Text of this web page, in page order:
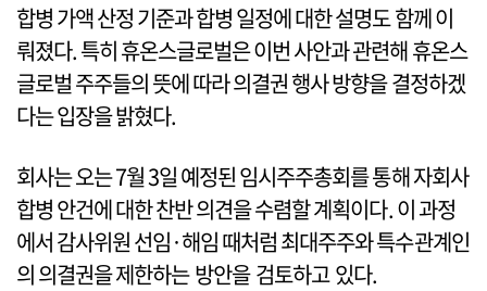
합병 가액 산정 기준과 합병 일정에 대한 설명도 함께 이
뤄졌다. 특히 휴온스글로벌은 이번 사안과 관련해 휴온스
글로벌 주주들의 뜻에 따라 의결권 행사 방향을 결정하겠
다는 입장을 밝혔다.
회사는 오는 7월 3일 예정된 임시주주총회를 통해 자회사
합병 안건에 대한 찬반 의견을 수렴할 계획이다. 이 과정
에서 감사위원 선임·해임 때처럼 최대주주와 특수관계인
의 의결권을 제한하는 방안을 검토하고 있다.